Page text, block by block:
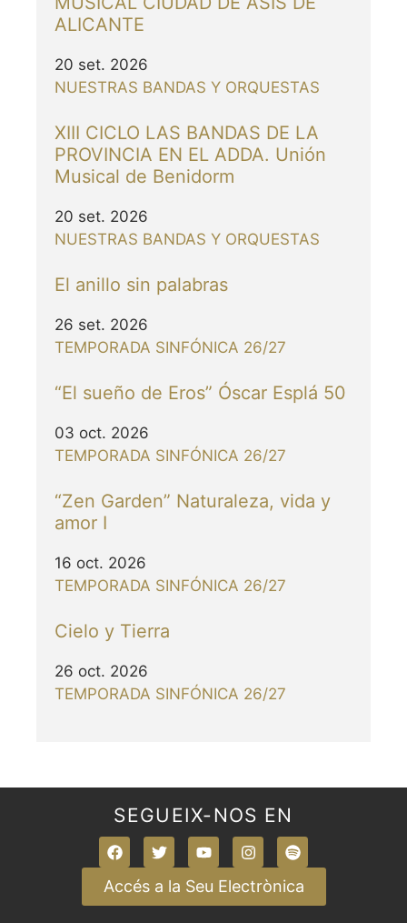
ALICANTE
20 set. 2026
NUESTRAS BANDAS Y ORQUESTAS
XIII CICLO LAS BANDAS DE LA
PROVINCIA EN EL ADDA. Unión
Musical de Benidorm
20 set. 2026
NUESTRAS BANDAS Y ORQUESTAS
El anillo sin palabras
26 set. 2026
TEMPORADA SINFÓNICA 26/27
“El sueño de Eros” Óscar Esplá 50
03 oct. 2026
TEMPORADA SINFÓNICA 26/27
“Zen Garden” Naturaleza, vida y
amor I
16 oct. 2026
TEMPORADA SINFÓNICA 26/27
Cielo y Tierra
26 oct. 2026
TEMPORADA SINFÓNICA 26/27
SEGUEIX-NOS EN
Accés a la Seu Electrònica